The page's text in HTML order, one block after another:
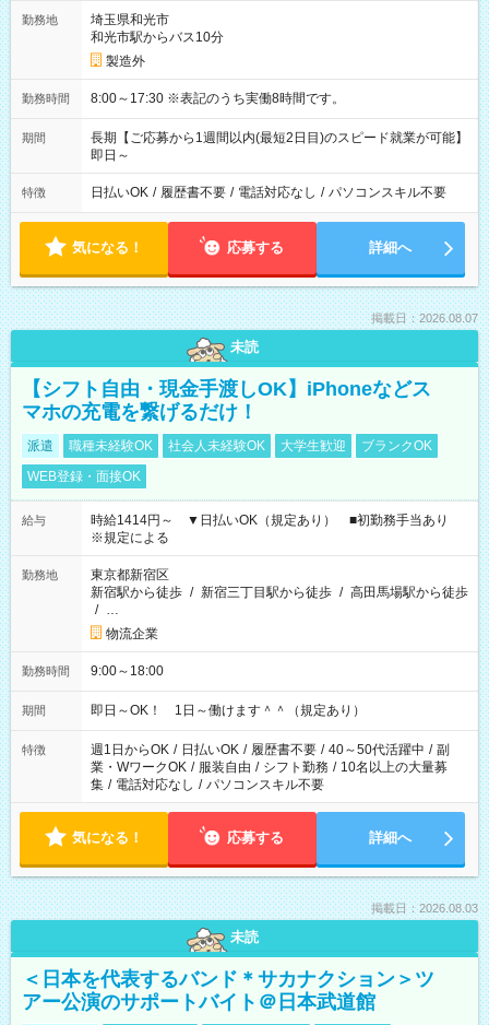
勤務地
埼玉県和光市
和光市駅からバス10分
製造外
勤務時間 8:00～17:30 ※表記のうち実働8時間です。
期間
長期【ご応募から1週間以内(最短2日目)のスピード就業が可能】
即日～
特徴 日払いOK / 履歴書不要 / 電話対応なし / パソコンスキル不要
気になる！ 応募する 詳細へ
掲載日：2026.08.07
未読
【シフト自由・現金手渡しOK】iPhoneなどス
マホの充電を繋げるだけ！
派遣 職種未経験OK 社会人未経験OK 大学生歓迎
ブランクOK
WEB登録・面接OK
給与
時給1414円～ ▼日払いOK（規定あり） ■初勤務手当あり
※規定による
勤務地
東京都新宿区
新宿駅から徒歩 / 新宿三丁目駅から徒歩 / 高田馬場駅から徒歩
/ …
物流企業
勤務時間 9:00～18:00
期間 即日～OK！ 1日～働けます＾＾（規定あり）
特徴 週1日からOK / 日払いOK / 履歴書不要 / 40～50代活躍中 / 副
業・WワークOK / 服装自由 / シフト勤務 / 10名以上の大量募
集 / 電話対応なし / パソコンスキル不要
気になる！ 応募する 詳細へ
掲載日：2026.08.03
未読
＜日本を代表するバンド＊サカナクション＞ツ
アー公演のサポートバイト＠日本武道館